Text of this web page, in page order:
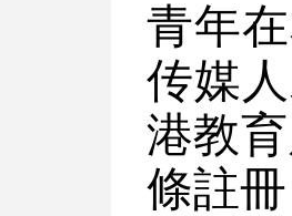
青年
传媒
港教
條註